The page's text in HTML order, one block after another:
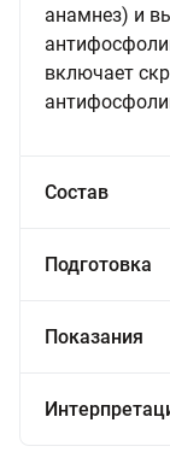
анамнез) и
включает
Состав
Подготовка
Показания